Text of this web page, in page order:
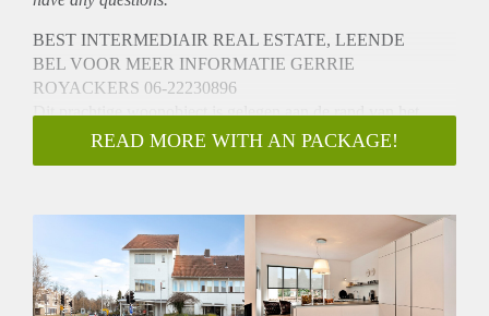
BEST INTERMEDIAIR REAL ESTATE, LEENDE
BEL VOOR MEER INFORMATIE GERRIE
ROYACKERS 06-22230896
Dit prachtige woonobject is gelegen aan de rand van het
geliefde ‘Witte Dorp’ dat naast een beschermd stadsgezicht
ook een Rijksmonument is vanwege de prachtige Dudok
luxe die maar wenslijk is. Het object is gelegen op de hoek
van de Sint Jorislaan en de Geldropseweg.
Middels een trapopgang heeft u toegang tot:
1e Verdieping:
READ MORE WITH AN PACKAGE!